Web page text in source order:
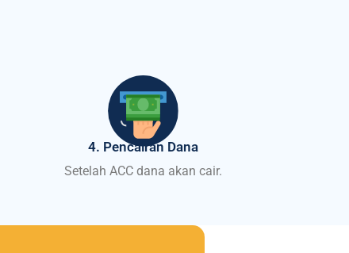
4. Pencairan Dana
Setelah ACC dana akan cair.